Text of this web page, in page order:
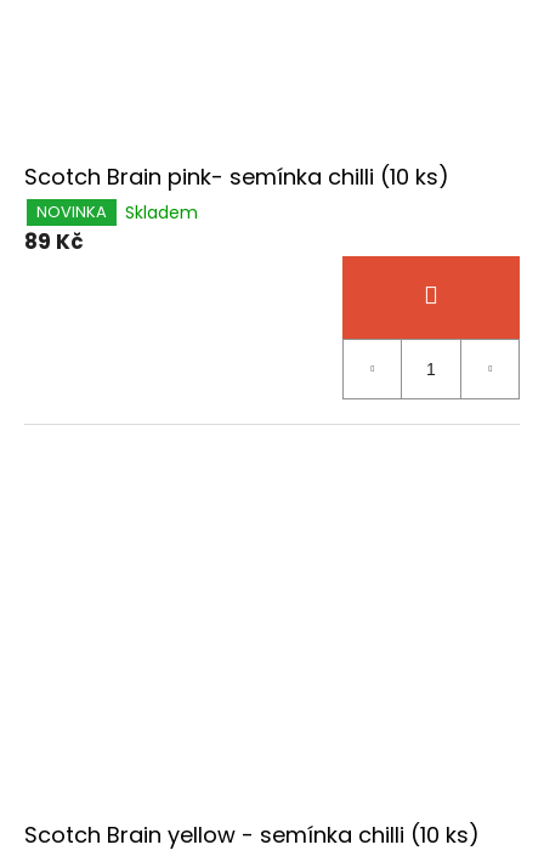
Scotch Brain pink- semínka chilli (10 ks)
NOVINKA Skladem
89 Kč
Scotch Brain yellow - semínka chilli (10 ks)